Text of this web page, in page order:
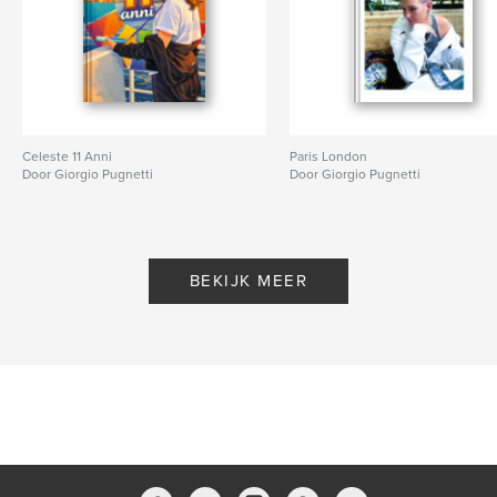
Celeste 11 Anni
Door Giorgio Pugnetti
Paris London
Door Giorgio Pugnetti
BEKIJK MEER